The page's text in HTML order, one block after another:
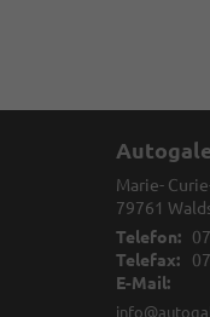
Marie-
79761
Telefon:
Telefax:
E-Mail: